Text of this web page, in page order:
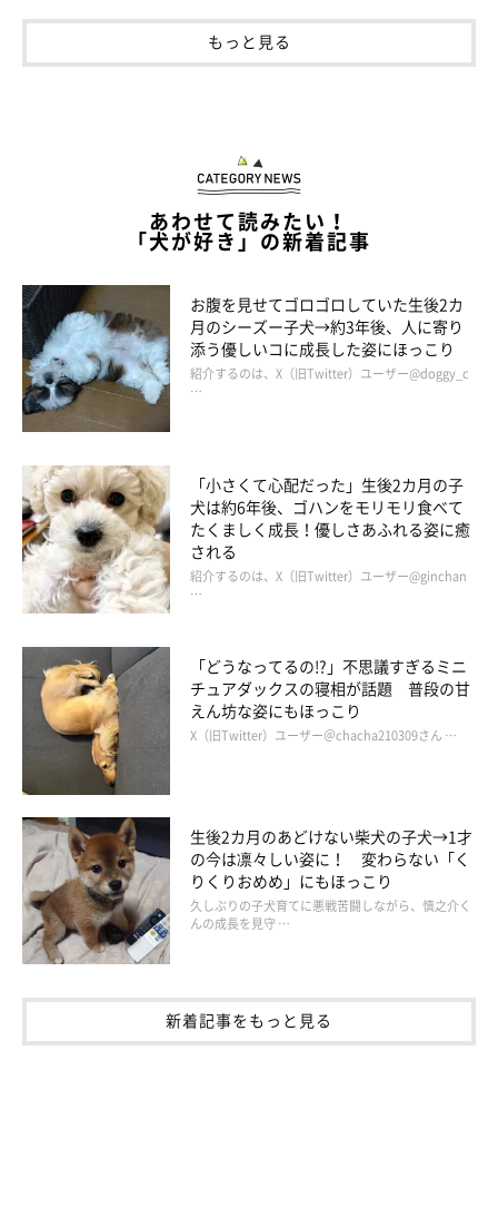
もっと見る
あわせて読みたい！
「犬が好き」の新着記事
お腹を見せてゴロゴロしていた生後2カ
月のシーズー子犬→約3年後、人に寄り
添う優しいコに成長した姿にほっこり
紹介するのは、X（旧Twitter）ユーザー@doggy_c
…
「小さくて心配だった」生後2カ月の子
犬は約6年後、ゴハンをモリモリ食べて
たくましく成長！優しさあふれる姿に癒
される
紹介するのは、X（旧Twitter）ユーザー@ginchan
…
「どうなってるの!?」不思議すぎるミニ
チュアダックスの寝相が話題 普段の甘
えん坊な姿にもほっこり
X（旧Twitter）ユーザー＠chacha210309さん …
生後2カ月のあどけない柴犬の子犬→1才
の今は凛々しい姿に！ 変わらない「く
りくりおめめ」にもほっこり
久しぶりの子犬育てに悪戦苦闘しながら、慎之介く
んの成長を見守 …
新着記事をもっと見る